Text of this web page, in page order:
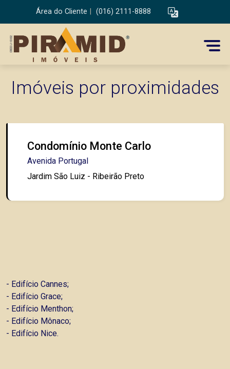
Área do Cliente (016) 2111-8888
Imóveis por proximidades
Condomínio Monte Carlo
Avenida Portugal
Jardim São Luiz - Ribeirão Preto
- Edifício Cannes;
- Edifício Grace;
- Edifício Menthon;
- Edifício Mônaco;
- Edifício Nice.